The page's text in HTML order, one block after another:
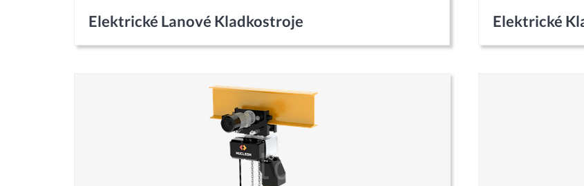
Elektrické Lanové Kladkostroje Elektrické